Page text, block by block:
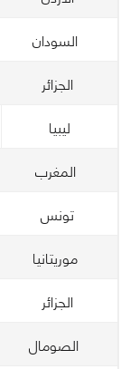
السودان
الجزائر
ليبيا
المغرب
تونس
موريتانيا
الجزائر
الصومال